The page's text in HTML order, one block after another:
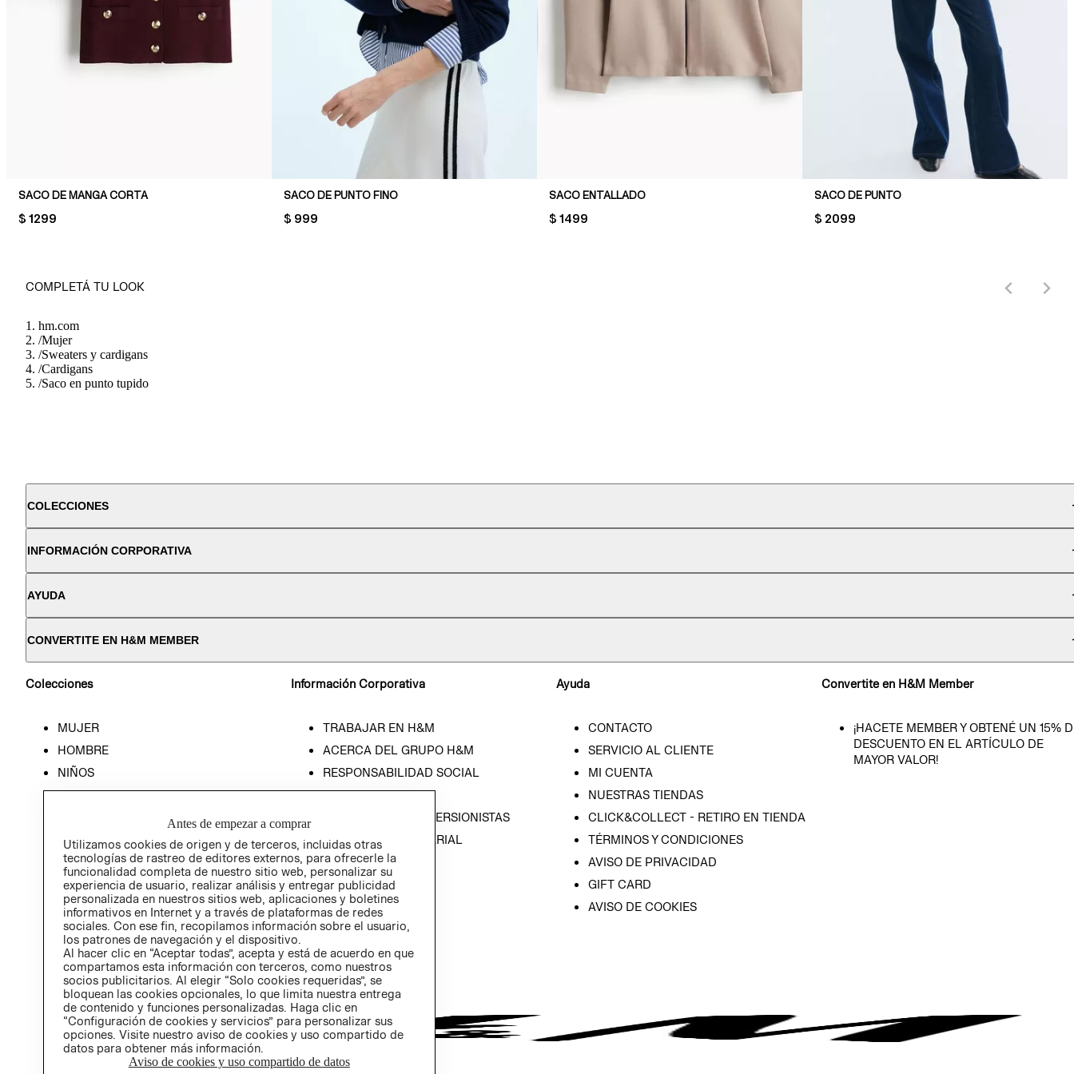
SACO DE MANGA CORTA
PRICE:
$ 1299
SACO DE PUNTO FINO
PRICE:
$ 999
SACO ENTALLADO
PRICE:
$ 1499
SACO DE PUNTO
PRICE:
$ 2099
COMPLETÁ TU LOOK
hm.com
/Mujer
/Sweaters y cardigans
/Cardigans
/Saco en punto tupido
COLECCIONES
INFORMACIÓN CORPORATIVA
AYUDA
CONVERTITE EN H&M MEMBER
Colecciones
MUJER
HOMBRE
NIÑOS
HOME
Información Corporativa
TRABAJAR EN H&M
ACERCA DEL GRUPO H&M
RESPONSABILIDAD SOCIAL
PRENSA
RELACIÓN CON INVERSIONISTAS
POLÍTICA EMPRESARIAL
Ayuda
CONTACTO
SERVICIO AL CLIENTE
MI CUENTA
NUESTRAS TIENDAS
CLICK&COLLECT - RETIRO EN TIENDA
TÉRMINOS Y CONDICIONES
AVISO DE PRIVACIDAD
GIFT CARD
AVISO DE COOKIES
Convertite en H&M Member
¡HACETE MEMBER Y OBTENÉ UN 15%
DESCUENTO EN EL ARTÍCULO DE
MAYOR VALOR!
Antes de empezar a comprar
Utilizamos cookies de origen y de terceros, incluidas otras
tecnologías de rastreo de editores externos, para ofrecerle la
funcionalidad completa de nuestro sitio web, personalizar su
experiencia de usuario, realizar análisis y entregar publicidad
personalizada en nuestros sitios web, aplicaciones y boletines
informativos en Internet y a través de plataformas de redes
sociales. Con ese fin, recopilamos información sobre el usuario,
los patrones de navegación y el dispositivo.
Al hacer clic en “Aceptar todas”, acepta y está de acuerdo en que
compartamos esta información con terceros, como nuestros
socios publicitarios. Al elegir “Solo cookies requeridas”, se
bloquean las cookies opcionales, lo que limita nuestra entrega
de contenido y funciones personalizadas. Haga clic en
“Configuración de cookies y servicios” para personalizar sus
opciones. Visite nuestro aviso de cookies y uso compartido de
datos para obtener más información.
Aviso de cookies y uso compartido de datos